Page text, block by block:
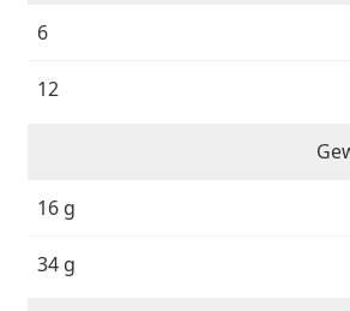
6
12
16 g
34 g